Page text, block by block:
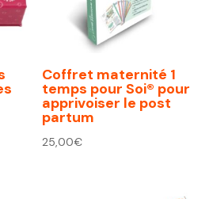
Coffret maternité 1
temps pour Soi® pour
apprivoiser le post
partum
25,00€